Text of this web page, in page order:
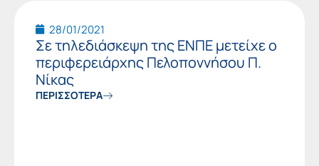
28/01/2021
Σε τηλεδιάσκεψη της ΕΝΠΕ μετείχε ο
περιφερειάρχης Πελοποννήσου Π.
Νίκας
ΠΕΡΙΣΣΟΤΕΡΑ